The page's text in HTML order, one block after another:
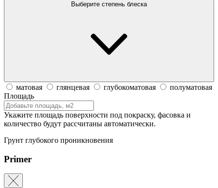
Выберите степень блеска
матовая глянцевая глубокоматовая
полуматовая
Площадь
Укажите площадь поверхности под покраску, фасовка и
количество будут рассчитаны автоматически.
Грунт глубокого проникновения
Primer